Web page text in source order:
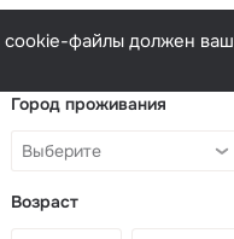
cookie-файлы должен ваш
Город проживания
Возраст